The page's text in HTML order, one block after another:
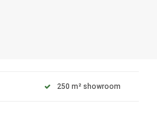
250 m² showroom